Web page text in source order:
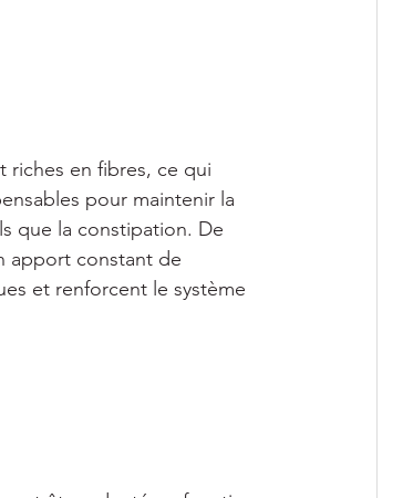
riches en fibres, ce qui
pour maintenir la
que la constipation. De
apport constant de
et renforcent le système